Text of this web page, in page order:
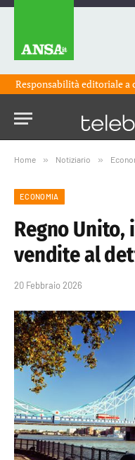
Responsabilità editoriale a
Home » Notiziario »
ECONOMIA
Regno
vendite al
20 Febbraio 2026